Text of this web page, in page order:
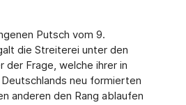
Putsch vom 9.
die Streiterei unter den
der Frage, welche ihrer in
neu formierten
anderen den Rang ablaufen